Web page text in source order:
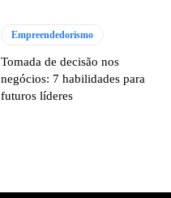
Empreendedorismo
Tomada de decisão nos
negócios: 7 habilidades para
futuros líderes